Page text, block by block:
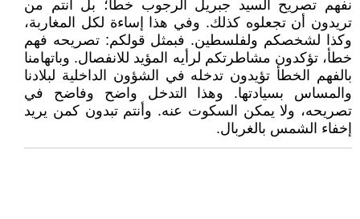
نفهم تصريح السيد جبريل الرجوب خطأ؛ بل أنتم من
تريدون أن تجعلوه كذلك. وفي هذا إساءة لكل المغاربة،
وكذا لشخصكم ولفلسطين. فبمثل قولكم: تصريحه فهم
خطأ، تؤكدون مشاطرتكم لرأيه المؤيد للانفصال. وباتهامنا
بالفهم الخطأ تؤيدون تدخله في الشؤون الداخلية لبلادنا
والمساس بسيادتها. وهذا التدخل واضح وفاضح في
تصريحه، ولا يمكن السكوت عنه. وأنتم تبدون كمن يريد
إخفاء الشمس بالغربال.